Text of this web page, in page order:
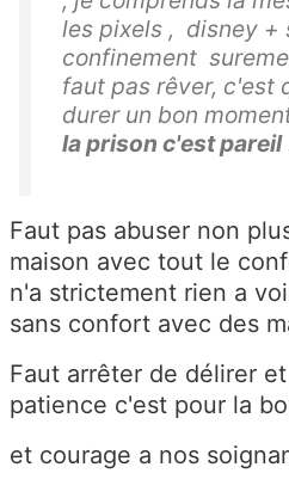
les pixels , disney +
confinement
faut pas rêver, c'est
durer un bon
la prison c'est pareil
Faut pas abuser non
maison avec tout le
n'a strictement rien a
sans confort avec des
Faut arrêter de délirer
patience c'est pour la
et courage a nos